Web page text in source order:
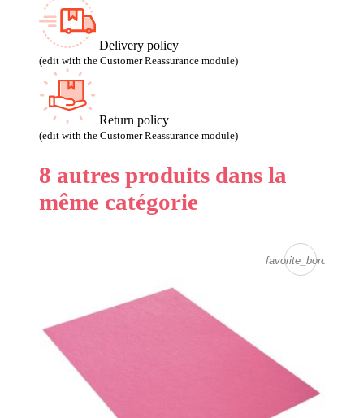
Delivery policy
(edit with the Customer Reassurance module)
Return policy
(edit with the Customer Reassurance module)
8 autres produits dans la
même catégorie
favorite_border